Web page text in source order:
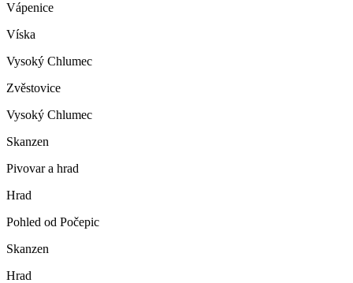
Vápenice
Víska
Vysoký Chlumec
Zvěstovice
Vysoký Chlumec
Skanzen
Pivovar a hrad
Hrad
Pohled od Počepic
Skanzen
Hrad